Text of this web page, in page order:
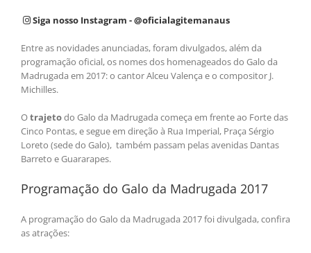
Siga nosso Instagram - @oficialagitemanaus
Entre as novidades anunciadas, foram divulgados, além da
programação oficial, os nomes dos homenageados do Galo da
Madrugada em 2017: o cantor Alceu Valença e o compositor J.
Michilles.
Otrajetodo Galo da Madrugada começa em frente ao Forte das
Cinco Pontas, e segue em direção à Rua Imperial, Praça Sérgio
Loreto (sede do Galo), também passam pelas avenidas Dantas
Barreto e Guararapes.
Programação do Galo da Madrugada 2017
A programação do Galo da Madrugada 2017 foi divulgada, confira
as atrações: